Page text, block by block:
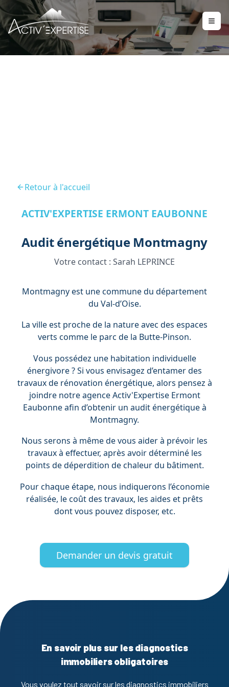
Retour à l'accueil
ACTIV'EXPERTISE ERMONT EAUBONNE
Audit énergétique Montmagny
Votre contact : Sarah LEPRINCE
Montmagny est une commune du département
du Val-d’Oise.
La ville est proche de la nature avec des espaces
verts comme le parc de la Butte-Pinson.
Vous possédez une habitation individuelle
énergivore ? Si vous envisagez d’entamer des
travaux de rénovation énergétique, alors pensez à
joindre notre agence Activ'Expertise Ermont
Eaubonne afin d’obtenir un audit énergétique à
Montmagny.
Nous serons à même de vous aider à prévoir les
travaux à effectuer, après avoir déterminé les
points de déperdition de chaleur du bâtiment.
Pour chaque étape, nous indiquerons l’économie
réalisée, le coût des travaux, les aides et prêts
dont vous pouvez disposer, etc.
Demander un devis gratuit
En savoir plus sur les diagnostics
immobiliers obligatoires
Vous voulez tout savoir sur les diagnostics immobiliers